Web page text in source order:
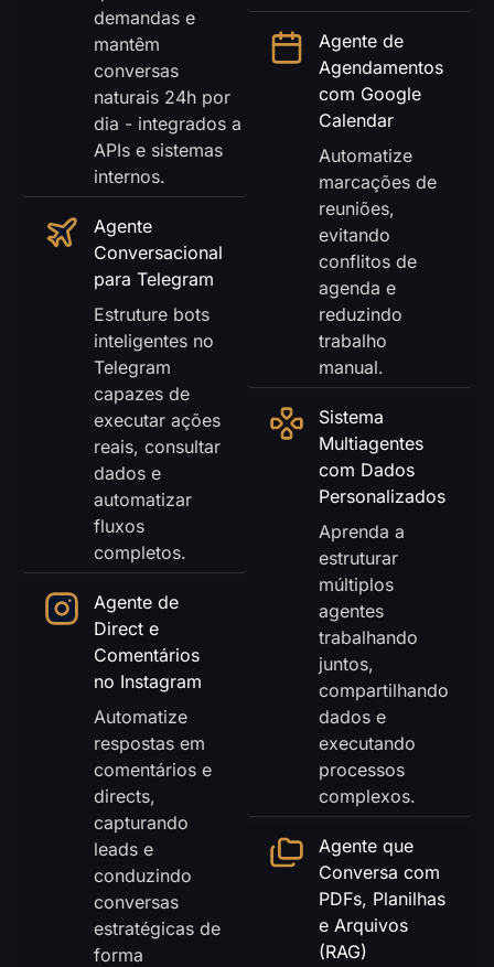
demandas e
mantêm
conversas
naturais 24h por
dia - integrados a
APIs e sistemas
internos.
Agente
Conversacional
para Telegram
Estruture bots
inteligentes no
Telegram
capazes de
executar ações
reais, consultar
dados e
automatizar
fluxos
completos.
Agente de
Direct e
Comentários
no Instagram
Automatize
respostas em
comentários e
directs,
capturando
leads e
conduzindo
conversas
estratégicas de
forma
Agente de
Agendamentos
com Google
Calendar
Automatize
marcações de
reuniões,
evitando
conflitos de
agenda e
reduzindo
trabalho
manual.
Sistema
Multiagentes
com Dados
Personalizados
Aprenda a
estruturar
múltiplos
agentes
trabalhando
juntos,
compartilhando
dados e
executando
processos
complexos.
Agente que
Conversa com
PDFs, Planilhas
e Arquivos
(RAG)
DESCUENTO DE GARANTÍA